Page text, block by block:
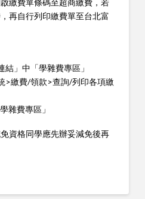
再自行列印繳費單至台北富
」中「學雜費專區」
>繳費/領款>查詢/列印各項繳
雜費專區」
資格同學應先辦妥減免後再